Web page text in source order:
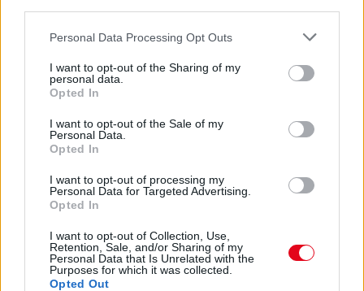
Please note that this website/app uses one or more Google
not limited to your visit or usage behaviour. You may click to
grant or deny consent to Google and its third-party tags to
use your data for below specified purposes in below Google
consent section.
Personal Data Processing Opt Outs
I want to opt-out of the Sharing of my
personal data.
Opted In
I want to opt-out of the Sale of my
Personal Data.
Opted In
I want to opt-out of processing my
Personal Data for Targeted Advertising.
Opted In
I want to opt-out of Collection, Use,
Retention, Sale, and/or Sharing of my
Personal Data that Is Unrelated with the
Purposes for which it was collected.
Opted Out
SZÓDABIKARBÓNA A LEGERŐSEBB: EZT HASZNÁLJÁK A
Ez a szer tényleg eltünteti a vízkövet
HAGYD A SÓT: EGY CSIPET EBBŐL A FŐZŐVÍZBE,
ÉS SOKKAL FINOMABB LESZ A FŐTT KRUMPLI
Titkos hozzávaló
24 óra